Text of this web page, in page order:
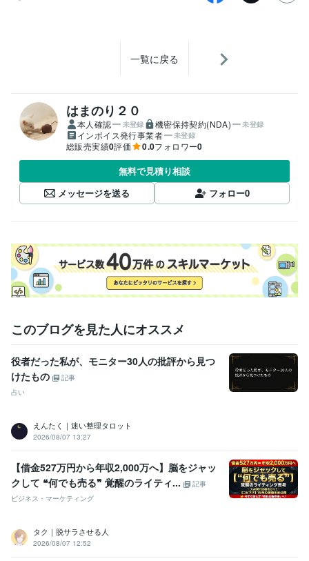
一覧に戻る
はまのり２０
本人確認 未登録 機密保持契約(NDA) 未登録
インボイス発行事業者 未登録
総販売実績0評価 0.0フォロワー0
無料で見積り相談
メッセージを送る
フォロー0
このブログを見た人にオススメ
役者だった私が、モニター30人の批評から見つ
けたもの
記事
占い
えんたく｜迷い整理タロット
2026/08/07 13:27
【借金527万円から年収2,000万へ】脳をジャッ
クして ❝何でも売る❞ 覚醒のライティ...
記事
ビジネス・マーケティング
タク｜脱サラさせる人
2026/08/07 12:52